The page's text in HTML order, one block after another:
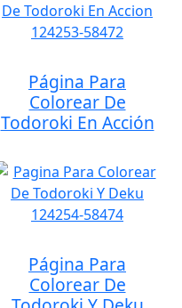
Página Para
Colorear De
Todoroki En Acción
Página Para
Colorear De